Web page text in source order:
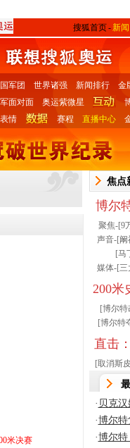
搜狐首页- 新闻
军团 世界诸强 新闻排行
金
面对面 奥运紫微星
表情 赛程 直播中心
米决赛
焦点
博尔
聚焦-[9
声音-[阚
[马
媒体-[三
200米
[博尔特
[博尔特
直击
[取消斯
· 贝克
·博尔特
·博尔特